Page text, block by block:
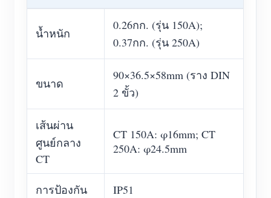
น้ำหนัก
0.26กก. (รุ่น 150A);
0.37กก. (รุ่น 250A)
ขนาด
90×36.5×58mm (ราง DIN
2 ขั้ว)
เส้นผ่าน
ศูนย์กลาง
CT
CT 150A: φ16mm; CT
250A: φ24.5mm
การป้องกัน IP51